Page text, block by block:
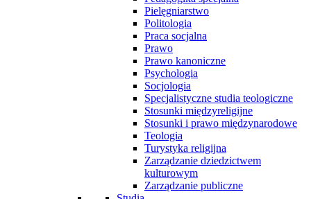
Pielęgniarstwo
Politologia
Praca socjalna
Prawo
Prawo kanoniczne
Psychologia
Socjologia
Specjalistyczne studia teologiczne
Stosunki międzyreligijne
Stosunki i prawo międzynarodowe
Teologia
Turystyka religijna
Zarządzanie dziedzictwem
kulturowym
Zarządzanie publiczne